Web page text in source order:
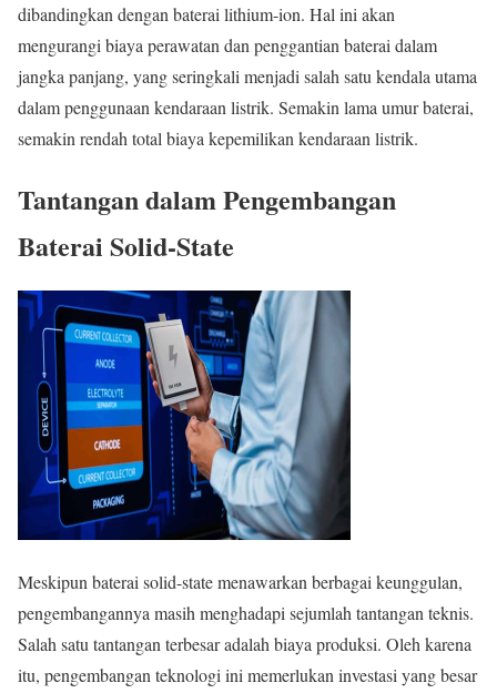
dibandingkan dengan baterai lithium-ion. Hal ini akan
mengurangi biaya perawatan dan penggantian baterai dalam
jangka panjang, yang seringkali menjadi salah satu kendala utama
dalam penggunaan kendaraan listrik. Semakin lama umur baterai,
semakin rendah total biaya kepemilikan kendaraan listrik.
Tantangan dalam Pengembangan
Baterai Solid-State
Meskipun baterai solid-state menawarkan berbagai keunggulan,
pengembangannya masih menghadapi sejumlah tantangan teknis.
Salah satu tantangan terbesar adalah biaya produksi. Oleh karena
itu, pengembangan teknologi ini memerlukan investasi yang besar